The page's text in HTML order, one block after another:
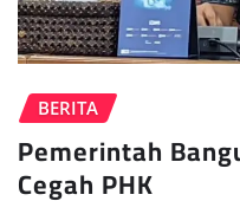
BERITA
Pemerintah
Cegah PHK